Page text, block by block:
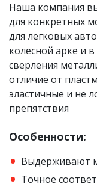
Наша компания
для конкретных
для легковых
колесной арке и
сверления
отличие от
эластичные и не
препятствия
Особенности:
Выдерживают
Точное